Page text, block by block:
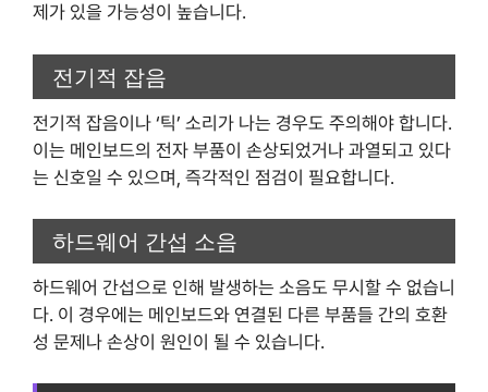
제가 있을 가능성이 높습니다.
전기적 잡음
전기적 잡음이나 ‘틱’ 소리가 나는 경우도 주의해야 합니다.
이는 메인보드의 전자 부품이 손상되었거나 과열되고 있다
는 신호일 수 있으며, 즉각적인 점검이 필요합니다.
하드웨어 간섭 소음
하드웨어 간섭으로 인해 발생하는 소음도 무시할 수 없습니
다. 이 경우에는 메인보드와 연결된 다른 부품들 간의 호환
성 문제나 손상이 원인이 될 수 있습니다.